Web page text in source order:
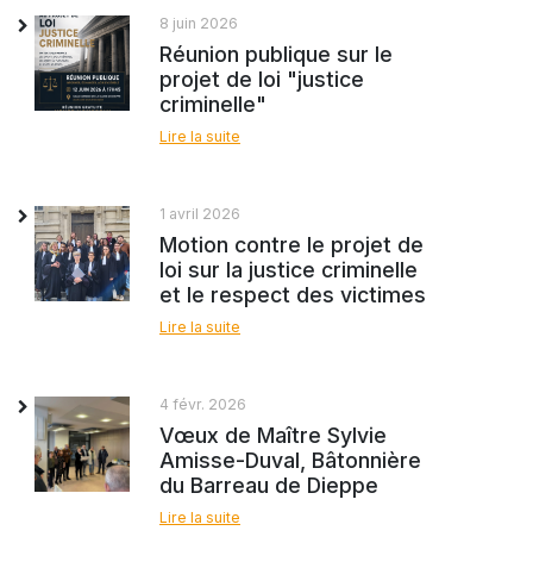
8 juin 2026
Réunion publique sur le
projet de loi "justice
criminelle"
Lire la suite
1 avril 2026
Motion contre le projet de
loi sur la justice criminelle
et le respect des victimes
Lire la suite
4 févr. 2026
Vœux de Maître Sylvie
Amisse-Duval, Bâtonnière
du Barreau de Dieppe
Lire la suite